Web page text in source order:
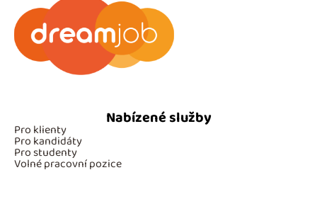
Nabízené služby
Pro klienty
Pro kandidáty
Pro studenty
Volné pracovní pozice